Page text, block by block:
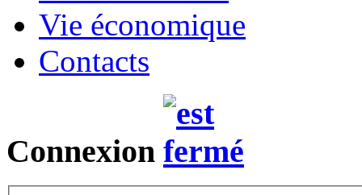
Vie économique
Contacts
Connexion